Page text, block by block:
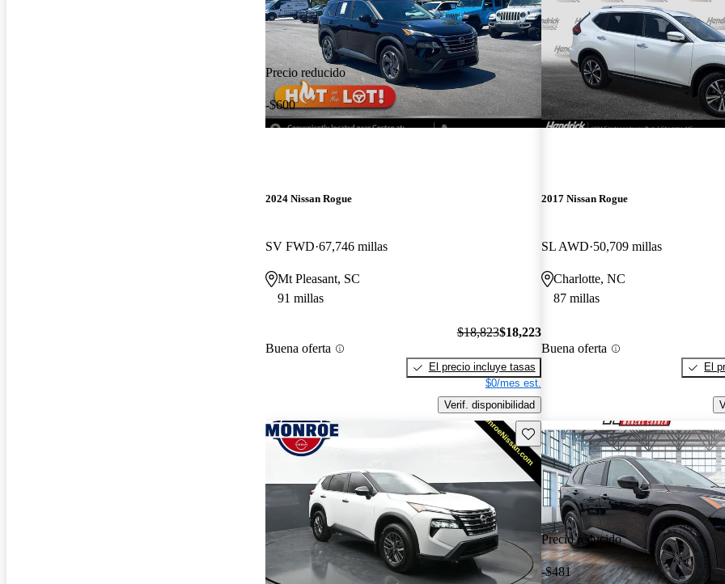
Precio reducido
-$600
2024 Nissan Rogue
SV FWD 67,746 millas
Mt Pleasant, SC
91 millas
Buena oferta
$18,823$18,223
El precio incluye tasas
$0/mes est.
Verif. disponibilidad
2017 Nissan Rogue
SL AWD 50,709 millas
Charlotte, NC
87 millas
Buena oferta
El
Guarda este Aviso
Precio reducido
-$481